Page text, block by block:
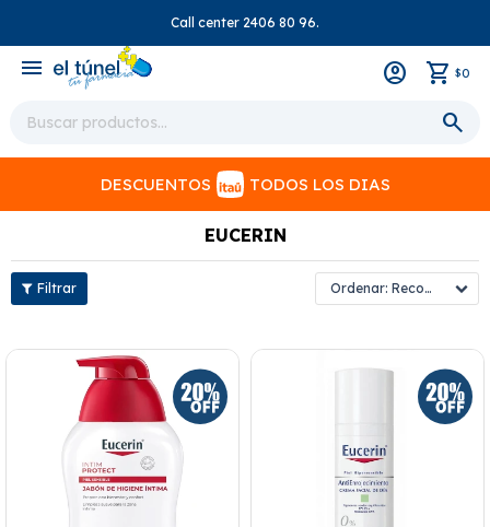
Call center 2406 80 96.
menu $0
DESCUENTOS TODOS LOS DIAS
EUCERIN
Recomendados
close